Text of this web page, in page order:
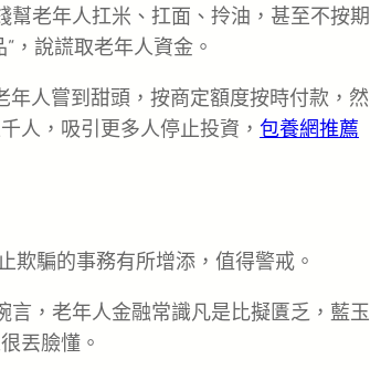
老年人扛米、扛面、拎油，甚至不按期
，說謊取老年人資金。
年人嘗到甜頭，按商定額度按時付款，然
人，吸引更多人停止投資， 包養網推薦
欺騙的事務有所增添，值得警戒。
，老年人金融常識凡是比擬匱乏，藍玉
丟臉懂。